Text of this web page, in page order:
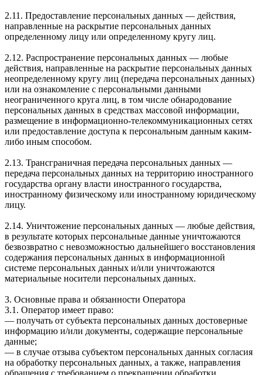
2.11. Предоставление персональных данных — действия,
направленные на раскрытие персональных данных
определенному лицу или определенному кругу лиц.
2.12. Распространение персональных данных — любые
действия, направленные на раскрытие персональных данных
неопределенному кругу лиц (передача персональных данных)
или на ознакомление с персональными данными
неограниченного круга лиц, в том числе обнародование
персональных данных в средствах массовой информации,
размещение в информационно-телекоммуникационных сетях
или предоставление доступа к персональным данным каким-
либо иным способом.
2.13. Трансграничная передача персональных данных —
передача персональных данных на территорию иностранного
государства органу власти иностранного государства,
иностранному физическому или иностранному юридическому
лицу.
2.14. Уничтожение персональных данных — любые действия,
в результате которых персональные данные уничтожаются
безвозвратно с невозможностью дальнейшего восстановления
содержания персональных данных в информационной
системе персональных данных и/или уничтожаются
материальные носители персональных данных.
3. Основные права и обязанности Оператора
3.1. Оператор имеет право:
— получать от субъекта персональных данных достоверные
информацию и/или документы, содержащие персональные
данные;
— в случае отзыва субъектом персональных данных согласия
на обработку персональных данных, а также, направления
обращения с требованием о прекращении обработки